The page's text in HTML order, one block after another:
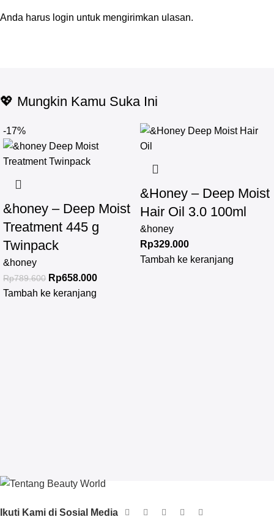
Anda harus login untuk mengirimkan ulasan.
💖 Mungkin Kamu Suka Ini
-17%
&honey – Deep Moist
Treatment 445 g
Twinpack
&honey
Rp789.600 Rp658.000
Tambah ke keranjang
&Honey – Deep Moist
Hair Oil 3.0 100ml
&honey
Rp329.000
Tambah ke keranjang
Ikuti Kami di Sosial Media